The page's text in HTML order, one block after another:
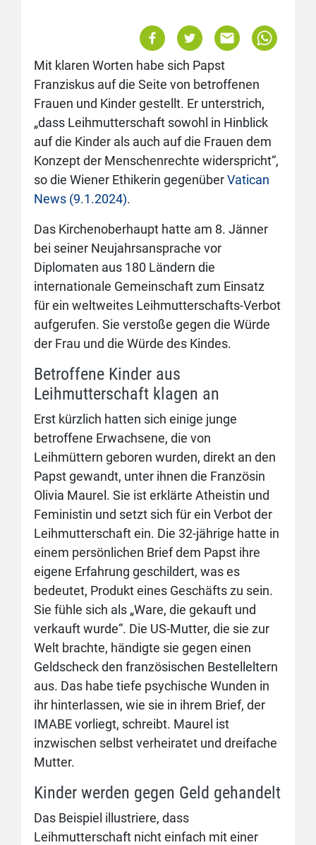
Mit klaren Worten habe sich Papst
Franziskus auf die Seite von betroffenen
Frauen und Kinder gestellt. Er unterstrich,
„dass Leihmutterschaft sowohl in Hinblick
auf die Kinder als auch auf die Frauen dem
Konzept der Menschenrechte widerspricht“,
so die Wiener Ethikerin gegenüberVatican
News (9.1.2024).
Das Kirchenoberhaupt hatte am 8. Jänner
bei seiner Neujahrsansprache vor
Diplomaten aus 180 Ländern die
internationale Gemeinschaft zum Einsatz
für ein weltweites Leihmutterschafts-Verbot
aufgerufen. Sie verstoße gegen die Würde
der Frau und die Würde des Kindes.
Betroffene Kinder aus
Leihmutterschaft klagen an
Erst kürzlich hatten sich einige junge
betroffene Erwachsene, die von
Leihmüttern geboren wurden, direkt an den
Papst gewandt, unter ihnen die Französin
Olivia Maurel. Sie ist erklärte Atheistin und
Feministin und setzt sich für ein Verbot der
Leihmutterschaft ein. Die 32-jährige hatte in
einem persönlichen Brief dem Papst ihre
eigene Erfahrung geschildert, was es
bedeutet, Produkt eines Geschäfts zu sein.
Sie fühle sich als „Ware, die gekauft und
verkauft wurde“. Die US-Mutter, die sie zur
Welt brachte, händigte sie gegen einen
Geldscheck den französischen Bestelleltern
aus. Das habe tiefe psychische Wunden in
ihr hinterlassen, wie sie in ihrem Brief, der
IMABE vorliegt, schreibt. Maurel ist
inzwischen selbst verheiratet und dreifache
Mutter.
Kinder werden gegen Geld gehandelt
Das Beispiel illustriere, dass
Leihmutterschaft nicht einfach mit einer